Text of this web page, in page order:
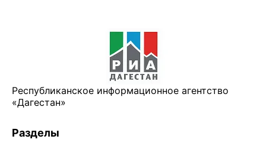
Республиканское информационное агентство
«Дагестан»
Разделы